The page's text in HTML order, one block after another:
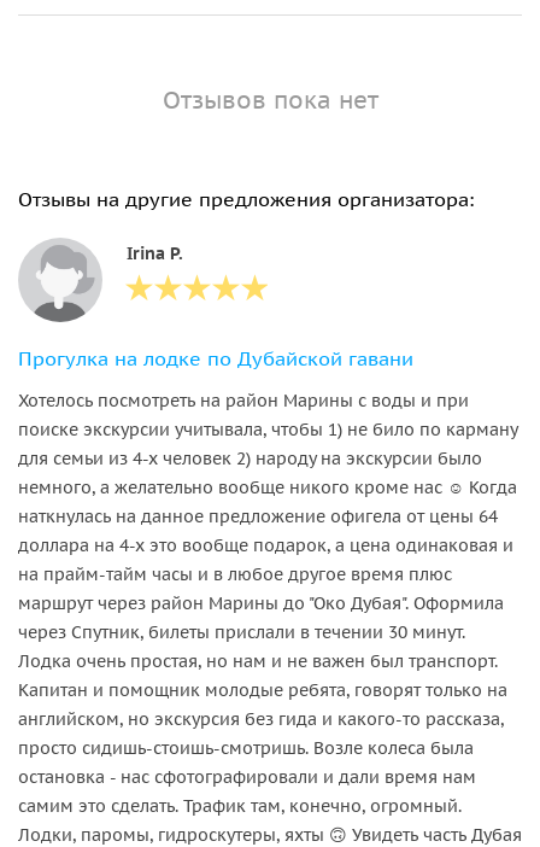
Отзывов пока нет
Отзывы на другие предложения организатора:
Irina P.
Прогулка на лодке по Дубайской гавани
Хотелось посмотреть на район Марины с воды и при
поиске экскурсии учитывала, чтобы 1) не било по карману
для семьи из 4-х человек 2) народу на экскурсии было
немного, а желательно вообще никого кроме нас ☺️ Когда
наткнулась на данное предложение офигела от цены 64
доллара на 4-х это вообще подарок, а цена одинаковая и
на прайм-тайм часы и в любое другое время плюс
маршрут через район Марины до "Око Дубая". Оформила
через Спутник, билеты прислали в течении 30 минут.
Лодка очень простая, но нам и не важен был транспорт.
Капитан и помощник молодые ребята, говорят только на
английском, но экскурсия без гида и какого-то рассказа,
просто сидишь-стоишь-смотришь. Возле колеса была
остановка - нас сфотографировали и дали время нам
самим это сделать. Трафик там, конечно, огромный.
Лодки, паромы, гидроскутеры, яхты 🙃 Увидеть часть Дубая